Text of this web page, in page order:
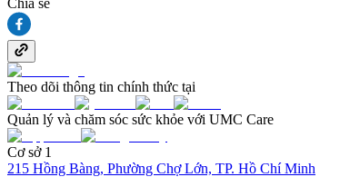
Chia sẻ
Theo dõi thông tin chính thức tại
Quản lý và chăm sóc sức khỏe với UMC Care
Cơ sở 1
215 Hồng Bàng, Phường Chợ Lớn, TP. Hồ Chí Minh